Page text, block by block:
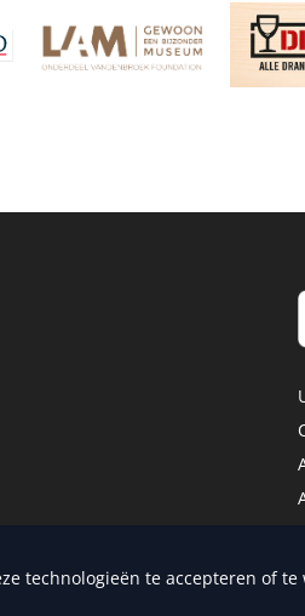
technologieën te accepteren of te